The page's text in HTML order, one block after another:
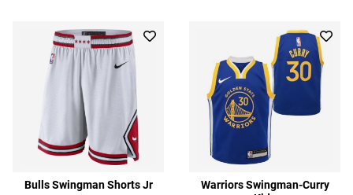
Bulls Swingman Shorts Jr
Warriors Swingman-Curry